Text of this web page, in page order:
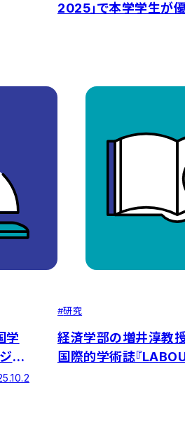
2025」で本学学生が
学
テ
全
#研究
経済学部の増井淳教
国際的学術誌『